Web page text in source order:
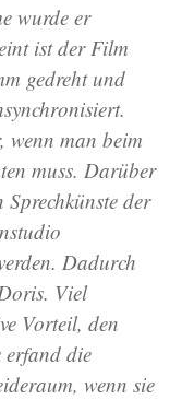
wurde er
ist der Film
gedreht und
man beim
muss. Darüber
der
Dadurch
Viel
Vorteil, den
erfand die
wenn sie